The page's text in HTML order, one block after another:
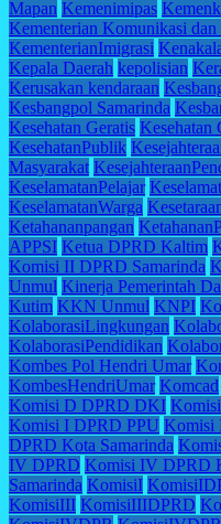
Mapan Kemenimipas
Kementerian Komunikasi
KementerianImigrasi
Kepala Daerah kepolisian
Kerusakan kendaraan
Kesbangpol Samarinda
Kesehatan Geratis Kesehatan
KesehatanPublik
Masyarakat
KeselamatanPelajar
KeselamatanWarga
Ketahananpangan
APPSI Ketua DPRD Kaltim
Komisi II DPRD Samarinda
Unmul Kinerja Pemerintah
Kutim KKN Unmul KNPI
KolaborasiLingkungan
KolaborasiPendidikan
Kombes Pol Hendri Umar
KombesHendriUmar Komcad
Komisi D DPRD DKI
Komisi I DPRD PPU Komisi
DPRD Kota Samarinda
IV DPRD Komisi IV DPRD
Samarinda KomisiI
KomisiIII KomisiIIIDPRD